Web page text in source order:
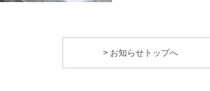
> お知らせトップへ